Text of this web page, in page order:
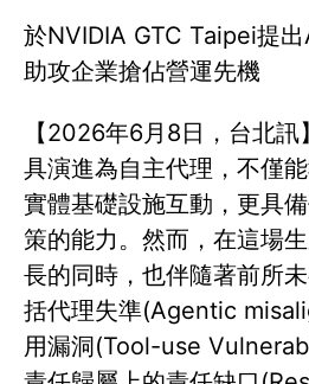
於NVIDIA GTC Taipei提出
助攻企業搶佔營運先機
【2026年6月8日，台北
具演進為自主代理，不僅
實體基礎設施互動，更具
策的能力。然而，在這場
長的同時，也伴隨著前所
括代理失準(Agentic
用漏洞(Tool-use